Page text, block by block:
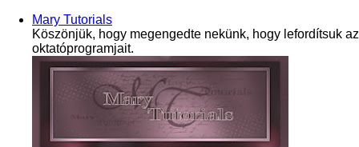
Mary Tutorials
Köszönjük, hogy megengedte nekünk, hogy lefordítsuk az
oktatóprogramjait.